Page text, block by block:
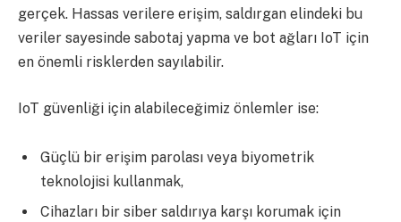
gerçek. Hassas verilere erişim, saldırgan elindeki bu
veriler sayesinde sabotaj yapma ve bot ağları IoT için
en önemli risklerden sayılabilir.
IoT güvenliği için alabileceğimiz önlemler ise:
Güçlü bir erişim parolası veya biyometrik
teknolojisi kullanmak,
Cihazları bir siber saldırıya karşı korumak için